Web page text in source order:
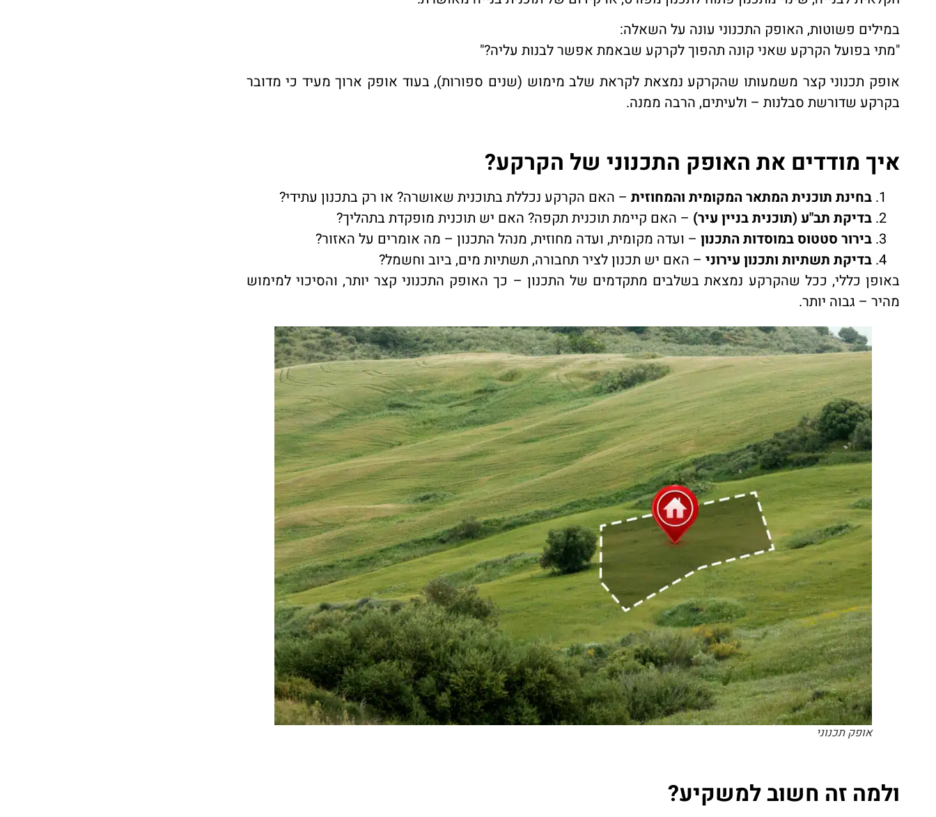
במילים פשוטות, האופק התכנוני עונה על השאלה:
"מתי בפועל הקרקע שאני קונה תהפוך לקרקע שבאמת אפשר לבנות עליה?"
אופק תכנוני קצר משמעותו שהקרקע נמצאת לקראת שלב מימוש (שנים ספורות), בעוד אופק ארוך מעיד כי מדובר
בקרקע שדורשת סבלנות – ולעיתים, הרבה ממנה.
איך מודדים את האופק התכנוני של הקרקע?
בחינת תוכנית המתאר המקומית והמחוזית – האם הקרקע נכללת בתוכנית שאושרה? או רק בתכנון עתידי?
בדיקת תב"ע (תוכנית בניין עיר) – האם קיימת תוכנית תקפה? האם יש תוכנית מופקדת בתהליך?
בירור סטטוס במוסדות התכנון – ועדה מקומית, ועדה מחוזית, מנהל התכנון – מה אומרים על האזור?
בדיקת תשתיות ותכנון עירוני – האם יש תכנון לציר תחבורה, תשתיות מים, ביוב וחשמל?
באופן כללי, ככל שהקרקע נמצאת בשלבים מתקדמים של התכנון – כך האופק התכנוני קצר יותר, והסיכוי למימוש
מהיר – גבוה יותר.
אופק תכנוני
ולמה זה חשוב למשקיע?